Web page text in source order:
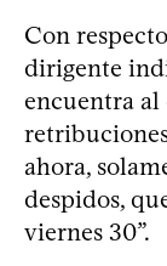
Con
dirigente
encuentra al
ahora,
despidos,
viernes 30”.